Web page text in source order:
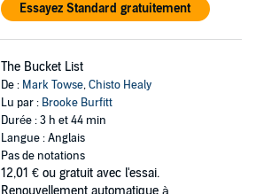
Essayez Standard gratuitement
The Bucket List
De : Mark Towse,Chisto Healy
Lu par : Brooke Burfitt
Durée : 3 h et 44 min
Langue : Anglais
Pas de notations
12,01 € ou gratuit avec l'essai.
Renouvellement automatique à